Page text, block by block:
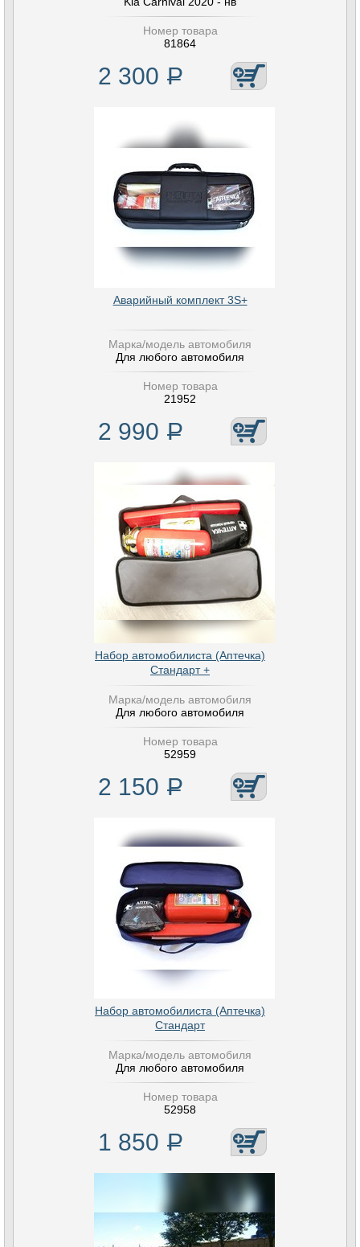
Номер товара
81864
2 300 Р
Аварийный комплект 3S+
Марка/модель автомобиля
Для любого автомобиля
Номер товара
21952
2 990 Р
Набор автомобилиста (Аптечка)
Стандарт +
Марка/модель автомобиля
Для любого автомобиля
Номер товара
52959
2 150 Р
Набор автомобилиста (Аптечка)
Стандарт
Марка/модель автомобиля
Для любого автомобиля
Номер товара
52958
1 850 Р